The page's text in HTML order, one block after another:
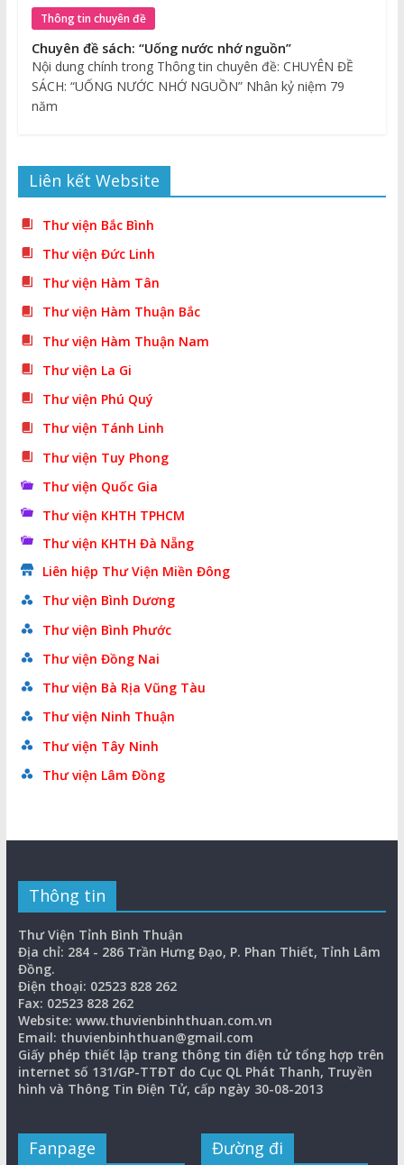
Thông tin chuyên đề
Chuyên đề sách: “Uống nước nhớ nguồn”
Nội dung chính trong Thông tin chuyên đề: CHUYÊN ĐỀ
SÁCH: “UỐNG NƯỚC NHỚ NGUỒN” Nhân kỷ niệm 79
năm
Liên kết Website
Thư viện Bắc Bình
Thư viện Đức Linh
Thư viện Hàm Tân
Thư viện Hàm Thuận Bắc
Thư viện Hàm Thuận Nam
Thư viện La Gi
Thư viện Phú Quý
Thư viện Tánh Linh
Thư viện Tuy Phong
Thư viện Quốc Gia
Thư viện KHTH TPHCM
Thư viện KHTH Đà Nẵng
Liên hiệp Thư Viện Miền Đông
Thư viện Bình Dương
Thư viện Bình Phước
Thư viện Đồng Nai
Thư viện Bà Rịa Vũng Tàu
Thư viện Ninh Thuận
Thư viện Tây Ninh
Thư viện Lâm Đồng
Thông tin
Thư Viện Tỉnh Bình Thuận
Địa chỉ: 284 - 286 Trần Hưng Đạo, P. Phan Thiết, Tỉnh Lâm
Đồng.
Điện thoại: 02523 828 262
Fax: 02523 828 262
Website: www.thuvienbinhthuan.com.vn
Email: thuvienbinhthuan@gmail.com
Giấy phép thiết lập trang thông tin điện tử tổng hợp trên
internet số 131/GP-TTĐT do Cục QL Phát Thanh, Truyền
hình và Thông Tin Điện Tử, cấp ngày 30-08-2013
Fanpage Đường đi